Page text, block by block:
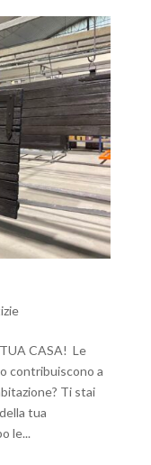
CASA! Le
contribuiscono a
Ti stai
tua
le...